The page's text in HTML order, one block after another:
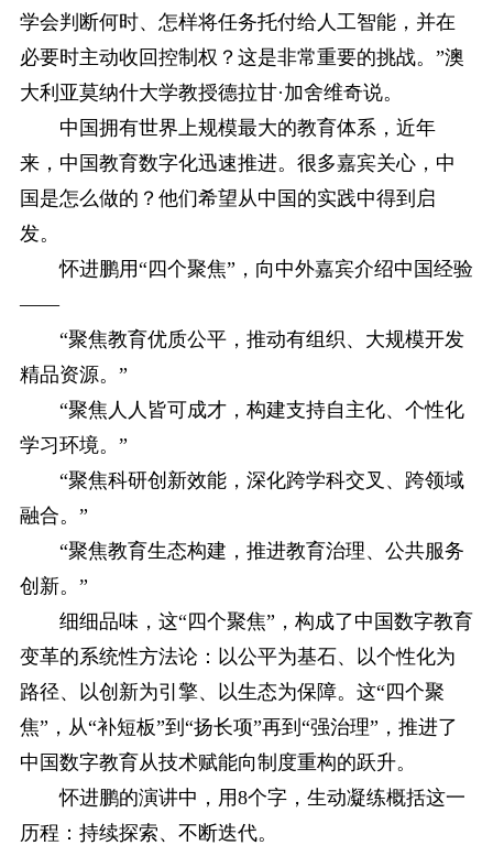
学会判断何时、怎样将任务托付给人工智能，并在
必要时主动收回控制权？这是非常重要的挑战。”澳
大利亚莫纳什大学教授德拉甘·加舍维奇说。
中国拥有世界上规模最大的教育体系，近年
来，中国教育数字化迅速推进。很多嘉宾关心，中
国是怎么做的？他们希望从中国的实践中得到启
发。
怀进鹏用“四个聚焦”，向中外嘉宾介绍中国经验
——
“聚焦教育优质公平，推动有组织、大规模开发
精品资源。”
“聚焦人人皆可成才，构建支持自主化、个性化
学习环境。”
“聚焦科研创新效能，深化跨学科交叉、跨领域
融合。”
“聚焦教育生态构建，推进教育治理、公共服务
创新。”
细细品味，这“四个聚焦”，构成了中国数字教育
变革的系统性方法论：以公平为基石、以个性化为
路径、以创新为引擎、以生态为保障。这“四个聚
焦”，从“补短板”到“扬长项”再到“强治理”，推进了
中国数字教育从技术赋能向制度重构的跃升。
怀进鹏的演讲中，用8个字，生动凝练概括这一
历程：持续探索、不断迭代。